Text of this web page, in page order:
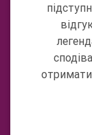
отримати